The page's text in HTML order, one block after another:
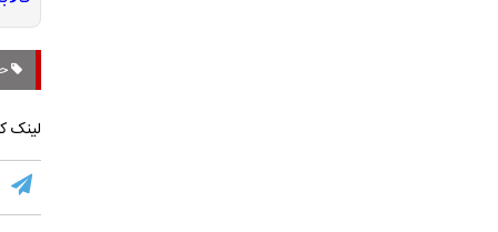
لینک